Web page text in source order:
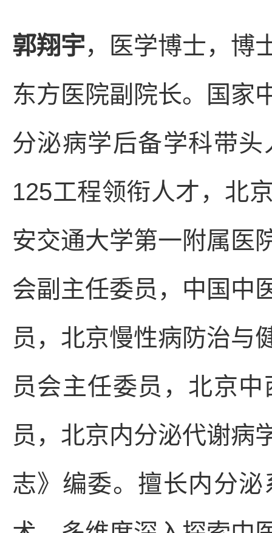
郭翔宇，医学博士，博
东方医院副院长。国家
分泌病学后备学科带
125工程领衔人才，北
安交通大学第一附属医
会副主任委员，中国中
员，北京慢性病防治与
员会主任委员，北京
员，北京内分泌代谢病
志》编委。擅长内分